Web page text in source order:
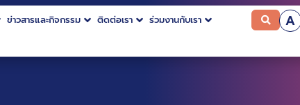
ข่าวสารและกิจกรรม ติดต่อเรา ร่วมงานกับเรา A